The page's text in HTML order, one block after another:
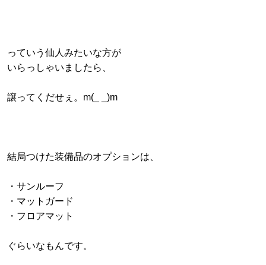
っていう仙人みたいな方が
いらっしゃいましたら、
譲ってくだせぇ。m(_ _)m
結局つけた装備品のオプションは、
・サンルーフ
・マットガード
・フロアマット
ぐらいなもんです。